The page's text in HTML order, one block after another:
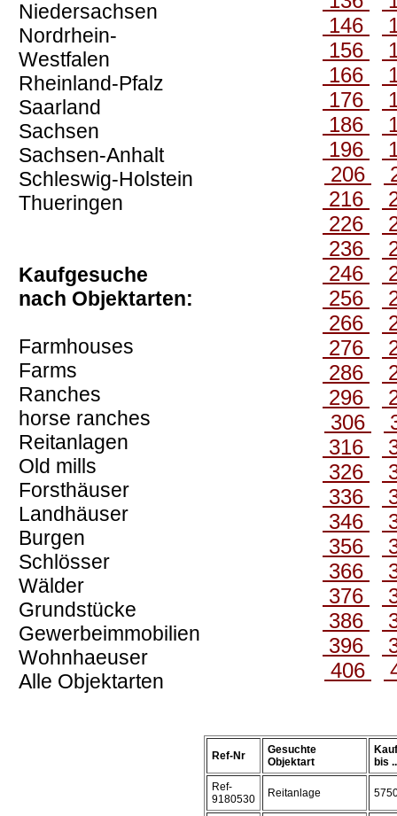
Niedersachsen
Nordrhein-
Westfalen
Rheinland-Pfalz
Saarland
Sachsen
Sachsen-Anhalt
Schleswig-Holstein
Thueringen
Kaufgesuche
nach Objektarten:
Farmhouses
Farms
Ranches
horse ranches
Reitanlagen
Old mills
Forsthäuser
Landhäuser
Burgen
Schlösser
Wälder
Grundstücke
Gewerbeimmobilien
Wohnhaeuser
Alle Objektarten
146
156
166
176
186
196
206
216
226
236
246
256
266
276
286
296
306
316
326
336
346
356
366
376
386
396
406
Ref-Nr
Gesuchte
Objektart
bis
Ref-
9180530
Reitanlage